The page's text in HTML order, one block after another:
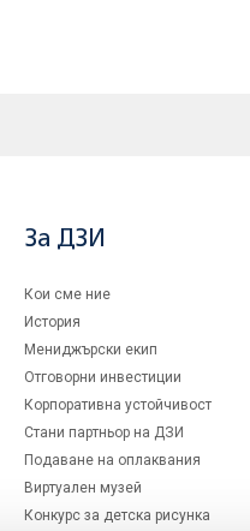
За ДЗИ
Кои сме ние
История
Мениджърски екип
Отговорни инвестиции
Корпоративна устойчивост
Стани партньор на ДЗИ
Подаване на оплаквания
Виртуален музей
Конкурс за детска рисунка